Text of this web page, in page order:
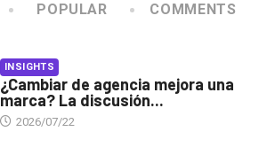
POPULAR COMMENTS
INSIGHTS
¿Cambiar de agencia mejora una
marca? La discusión...
2026/07/22